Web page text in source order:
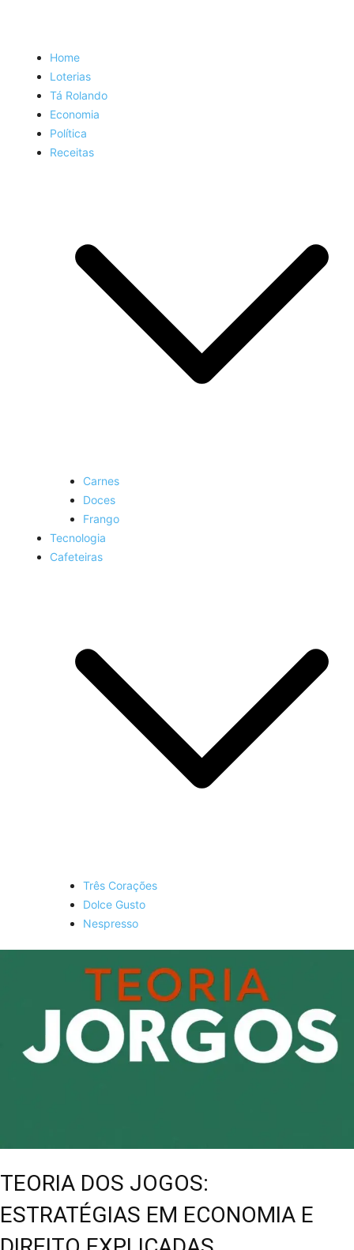
Home
Loterias
Tá Rolando
Economia
Política
Receitas
Carnes
Doces
Frango
Tecnologia
Cafeteiras
Três Corações
Dolce Gusto
Nespresso
TEORIA DOS JOGOS:
ESTRATÉGIAS EM ECONOMIA E